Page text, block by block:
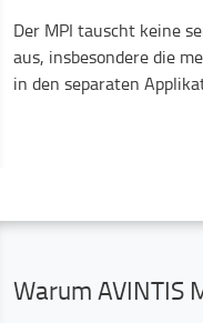
Der MPI tauscht keine
aus, insbesondere die
in den separaten
Warum AVINTIS